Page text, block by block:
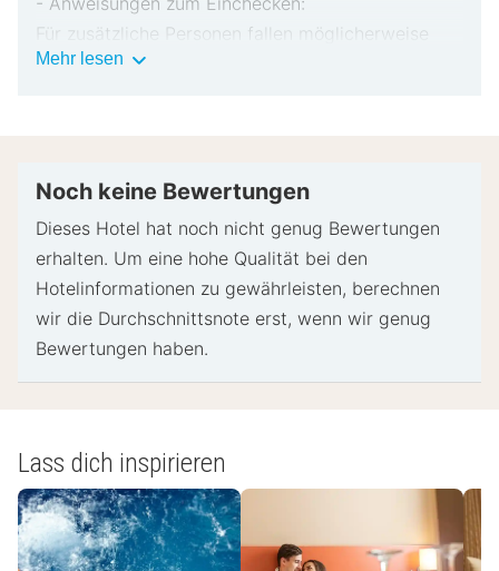
Für zusätzliche Personen fallen möglicherweise
Gebühren an, die abhängig von den Bestimmungen
bar für unvorhergesehene Aufwendungen verlangt.
versucht, Sonderwünschen entgegenzukommen,
Eventuell fallen zusätzliche Gebühren an.
Diese Unterkunft akzeptiert Kreditkarten und
Die Rezeption ist täglich von 09:00 Uhr bis
18:00 Uhr besetzt. Die Rezeption ist zu
bestimmten Zeiten besetzt.
- Kasse: 11:00
Mehr lesen Wichtige
Noch keine Bewertungen
Dieses Hotel hat noch nicht genug Bewertungen
erhalten. Um eine hohe Qualität bei den
Hotelinformationen zu gewährleisten, berechnen
wir die Durchschnittsnote erst, wenn wir genug
Bewertungen haben.
Lass dich inspirieren